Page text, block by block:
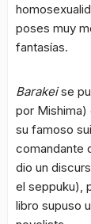
poses muy
fantasías.
Barakeise
por Mishima)
su famoso
comandante
dio un
el seppuku),
libro supuso